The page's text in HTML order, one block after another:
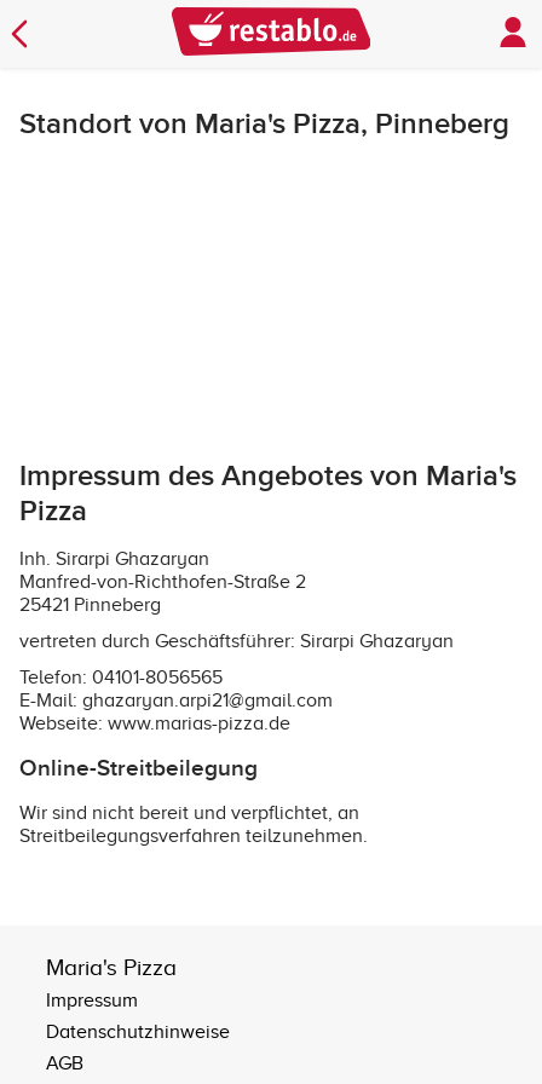
Standort von Maria's Pizza, Pinneberg
Impressum des Angebotes von Maria's
Pizza
Inh. Sirarpi Ghazaryan
Manfred-von-Richthofen-Straße 2
25421 Pinneberg
vertreten durch Geschäftsführer: Sirarpi Ghazaryan
Telefon: 04101-8056565
E-Mail: ghazaryan.arpi21@gmail.com
Webseite: www.marias-pizza.de
Online-Streitbeilegung
Wir sind nicht bereit und verpflichtet, an
Streitbeilegungsverfahren teilzunehmen.
Maria's Pizza
Impressum
Datenschutzhinweise
AGB